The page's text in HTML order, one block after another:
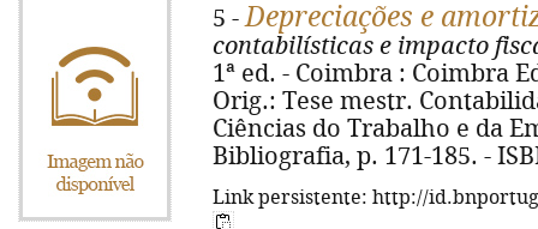
5 -Depreciações e
contabilísticas e impacto
1ª ed. - Coimbra : Coimbra
Orig.: Tese mestr.
Ciências do Trabalho e da
Bibliografia, p. 171-185. -
Link persistente: http://